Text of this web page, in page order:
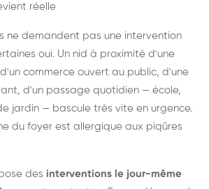
réelle
ne demandent pas une intervention
oui. Un nid à proximité d'une
commerce ouvert au public, d'une
d'un passage quotidien — école,
jardin — bascule très vite en urgence.
du foyer est allergique aux piqûres
des interventions le jour-même